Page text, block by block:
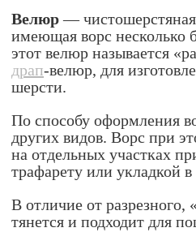
Велюр— чистошерстяная
имеющая ворс несколько
этот велюр называется
драп-велюр, для
шерсти.
По способу оформления
других видов. Ворс при
на отдельных участках
трафарету или укладкой
В отличие от
тянется и подходит для